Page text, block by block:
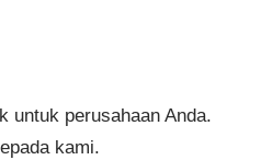
untuk perusahaan Anda.
kami.